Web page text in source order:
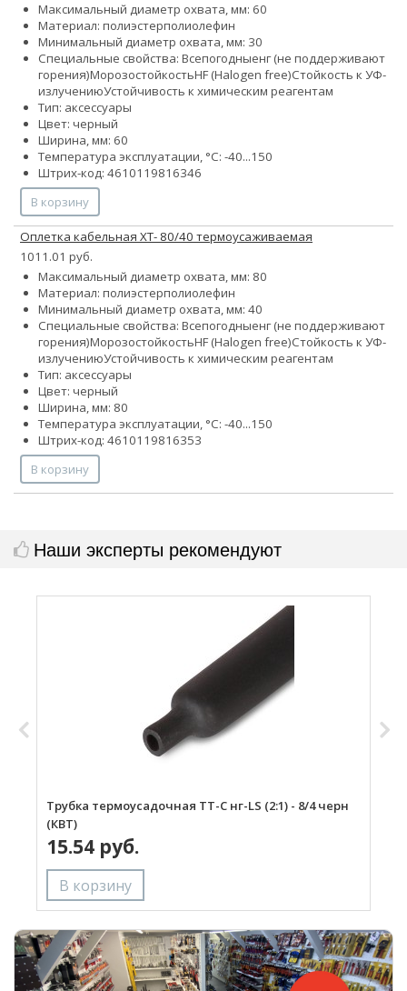
Максимальный диаметр охвата, мм: 60
Материал: полиэстерполиолефин
Минимальный диаметр охвата, мм: 30
Специальные свойства: Всепогодныенг (не поддерживают
горения)МорозостойкостьHF (Halogen free)Стойкость к УФ-
излучениюУстойчивость к химическим реагентам
Тип: аксессуары
Цвет: черный
Ширина, мм: 60
Температура эксплуатации, °C: -40...150
Штрих-код: 4610119816346
В корзину
Оплетка кабельная XT- 80/40 термоусаживаемая
1011.01 руб.
Максимальный диаметр охвата, мм: 80
Материал: полиэстерполиолефин
Минимальный диаметр охвата, мм: 40
Специальные свойства: Всепогодныенг (не поддерживают
горения)МорозостойкостьHF (Halogen free)Стойкость к УФ-
излучениюУстойчивость к химическим реагентам
Тип: аксессуары
Цвет: черный
Ширина, мм: 80
Температура эксплуатации, °C: -40...150
Штрих-код: 4610119816353
В корзину
Наши эксперты рекомендуют
Трубка термоусадочная ТТ-С нг-LS (2:1) - 8/4 черн
(КВТ)
15.54 руб.